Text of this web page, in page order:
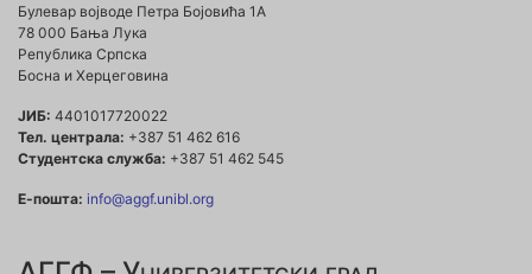
Булевар војводе Петра Бојовића 1A
78 000 Бања Лука
Република Српска
Босна и Херцеговина
ЈИБ: 4401017720022
Тел. централа: +387 51 462 616
Студентска служба: +387 51 462 545
Е-пошта: info@aggf.unibl.org